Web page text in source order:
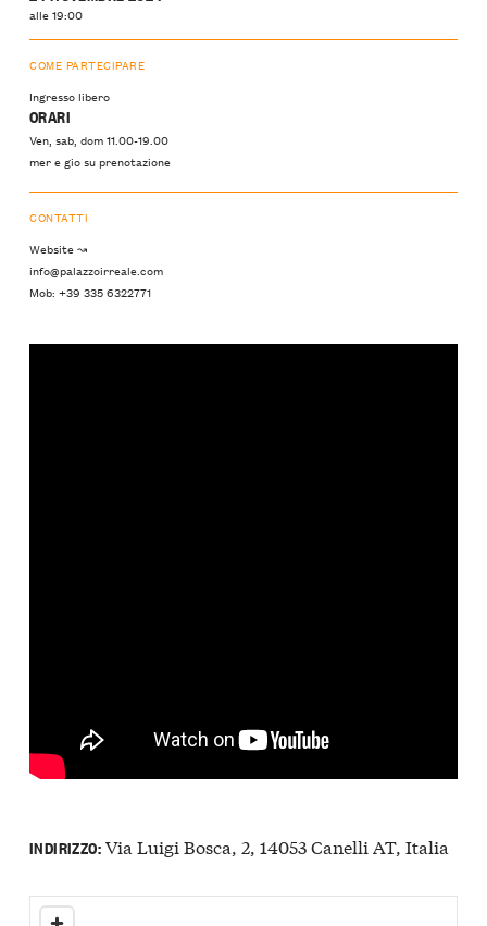
alle 19:00
COME PARTECIPARE
Ingresso libero
ORARI
Ven, sab, dom 11.00-19.00
mer e gio su prenotazione
CONTATTI
Website ↝
info@palazzoirreale.com
Mob: +39 335 6322771‬
INDIRIZZO:Via Luigi Bosca, 2, 14053 Canelli AT, Italia